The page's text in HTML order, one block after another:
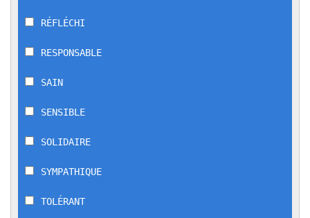
RÉFLÉCHI
RESPONSABLE
SAIN
SENSIBLE
SOLIDAIRE
SYMPATHIQUE
TOLÉRANT